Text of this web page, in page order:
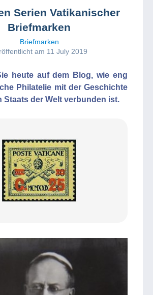
Serien Vatikanischer
Briefmarken
Briefmarken
am 11 July 2019
heute auf dem Blog, wie eng
Philatelie mit der Geschichte
Staats der Welt verbunden ist.